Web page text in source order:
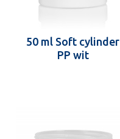
50 ml Soft cylinder
PP wit